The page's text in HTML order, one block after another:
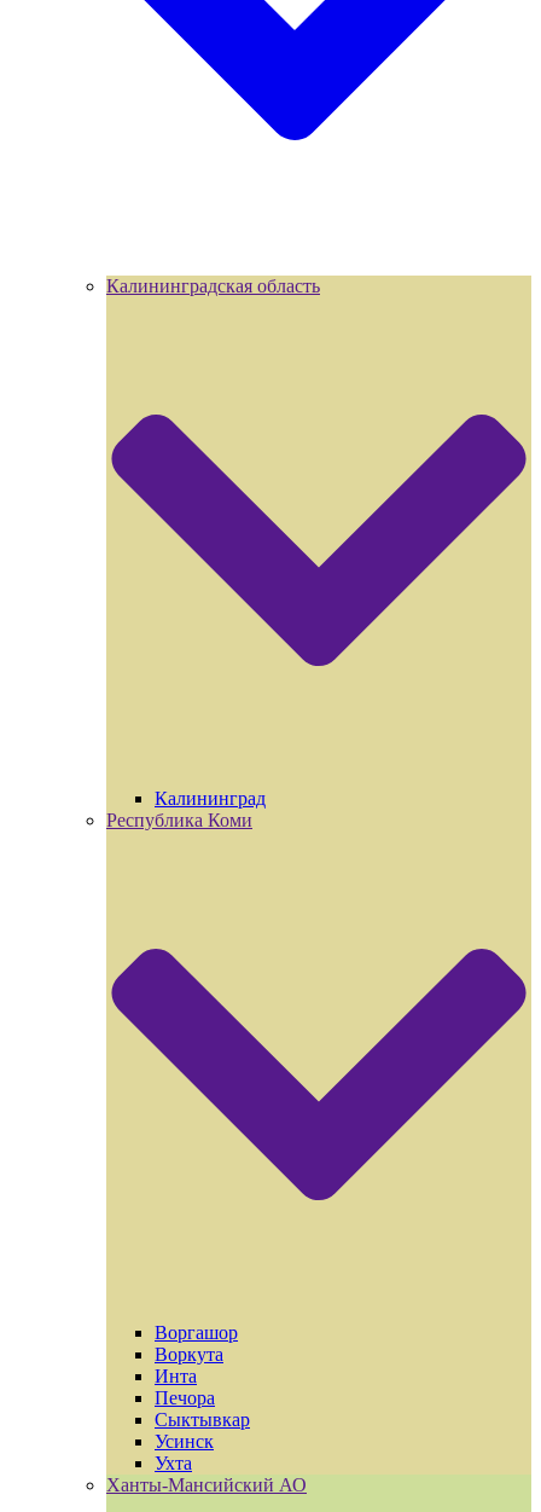
Калининградская область
Калининград
Республика Коми
Воргашор
Воркута
Инта
Печора
Сыктывкар
Усинск
Ухта
Ханты-Мансийский АО